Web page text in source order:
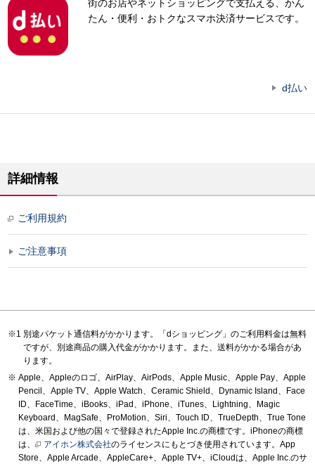
街のお店やネットショッピングで支払える、かん
たん・便利・おトクなスマホ決済サービスです。
d払い
詳細情報
ご利用規約
ご注意事項
別途パケット通信料がかかります。「dショッピング」のご利用料金は無料
ですが、別途商品の購入代金がかかります。また、送料がかかる場合があ
ります。
Apple、Appleのロゴ、AirPlay、AirPods、Apple Music、Apple Pay、Apple
Pencil、Apple TV、Apple Watch、Ceramic Shield、Dynamic Island、Face
ID、FaceTime、iBooks、iPad、iPhone、iTunes、Lightning、Magic
Keyboard、MagSafe、ProMotion、Siri、Touch ID、TrueDepth、True Tone
は、米国および他の国々で登録されたApple Inc.の商標です。iPhoneの商標
は、
アイホン株式会社のライセンスにもとづき使用されています。App
Store、Apple Arcade、AppleCare+、Apple TV+、iCloudは、Apple Inc.のサ